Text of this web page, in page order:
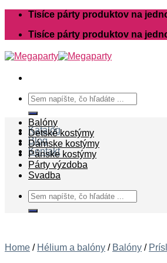
Skip
content
Tisíce párty produktov na
Tisíce párty produktov na
Search
for:
Katalóg
Blog
Kontakt
Balóny
Detské kostýmy
Dámske kostýmy
Pánske kostýmy
Párty výzdoba
Svadba
Search
for:
Home / Hélium a balóny / Balóny /